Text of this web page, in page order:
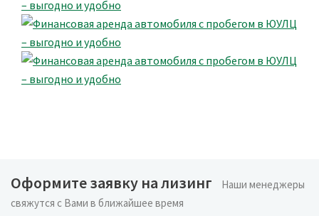
Оформите заявку на лизинг
Наши менеджеры
свяжутся с Вами в ближайшее время